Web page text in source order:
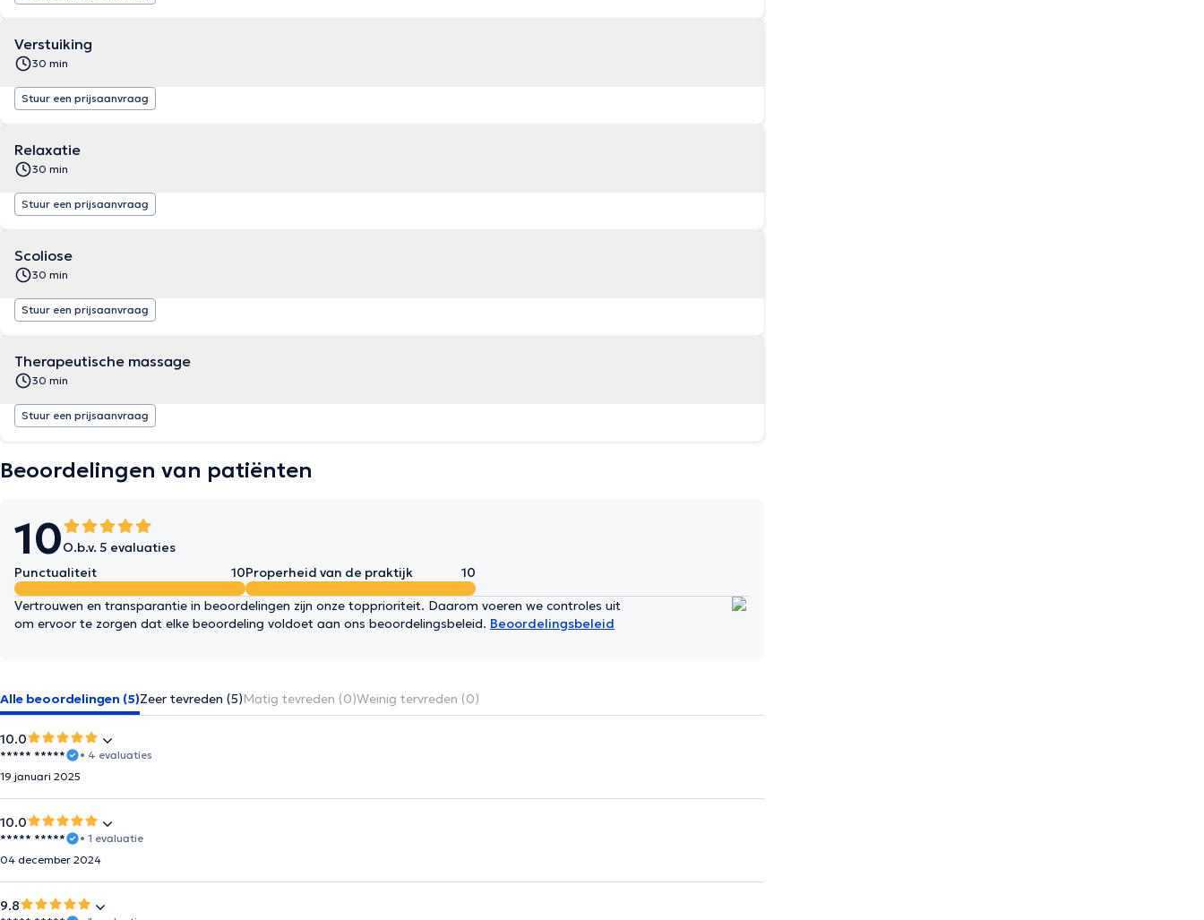
Verstuiking
30 min
Stuur een prijsaanvraag
Relaxatie
30 min
Stuur een prijsaanvraag
Scoliose
30 min
Stuur een prijsaanvraag
Therapeutische massage
30 min
Stuur een prijsaanvraag
Beoordelingen van patiënten
10O.b.v. 5 evaluaties
Punctualiteit
10Properheid van de praktijk 10
Vertrouwen en transparantie in beoordelingen zijn onze topprioriteit. Daarom voeren we controles uit
om ervoor te zorgen dat elke beoordeling voldoet aan ons beoordelingsbeleid. Beoordelingsbeleid
Alle beoordelingen (5)Zeer tevreden (5)Matig tevreden (0)Weinig tervreden (0)
10.0
***** *****
• 4 evaluaties
19 januari 2025
10.0
***** *****
• 1 evaluatie
04 december 2024
9.8